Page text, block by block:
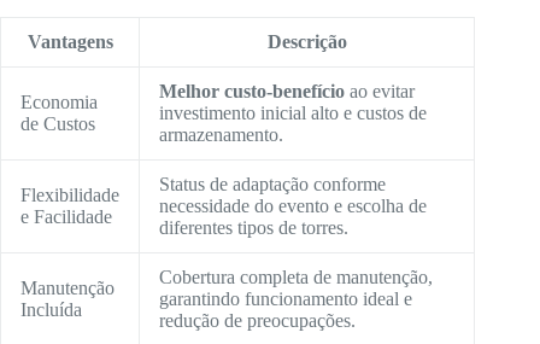
Vantagens Descrição
Economia
de Custos
Melhor custo-benefício ao evitar
investimento inicial alto e custos de
armazenamento.
Flexibilidade
e Facilidade
Status de adaptação conforme
necessidade do evento e escolha de
diferentes tipos de torres.
Manutenção
Incluída
Cobertura completa de manutenção,
garantindo funcionamento ideal e
redução de preocupações.